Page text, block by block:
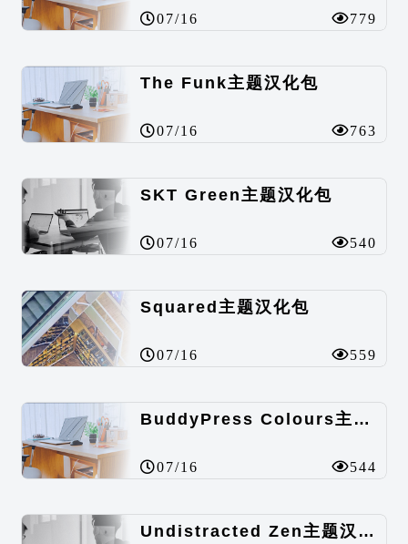
07/16 779
The Funk主题汉化包
07/16 763
SKT Green主题汉化包
07/16 540
Squared主题汉化包
07/16 559
BuddyPress Colours主题汉化包
07/16 544
Undistracted Zen主题汉化包